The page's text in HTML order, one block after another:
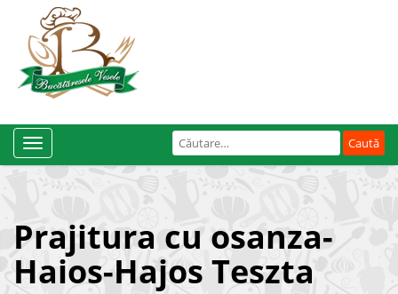
Caută
după:
Toggle
Navigation
Prajitura cu osanza-
Haios-Hajos Teszta